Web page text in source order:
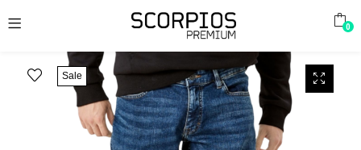
0
Sale